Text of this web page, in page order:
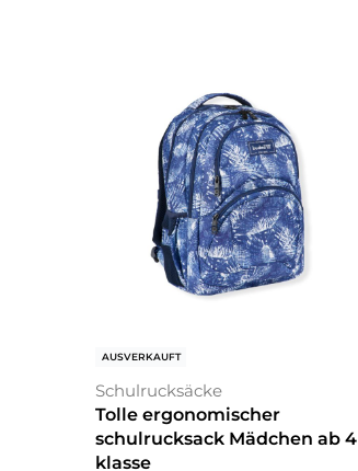
AUSVERKAUFT
Schulrucksäcke
Tolle ergonomischer
schulrucksack Mädchen ab 4
klasse